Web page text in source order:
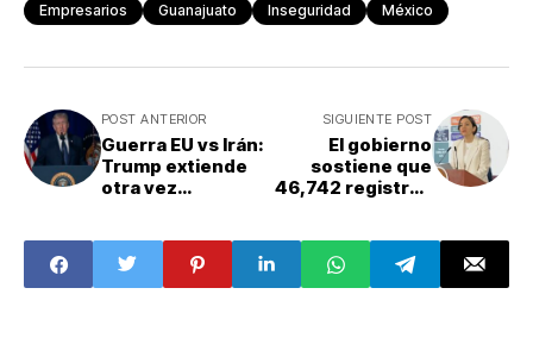
Empresarios Guanajuato Inseguridad México
POST ANTERIOR
Guerra EU vs Irán:
Trump extiende
otra vez
instalaciones
eléctricas iraníes
SIGUIENTE POST
El gobierno
sostiene que
46,742 registros
no tienen datos
suficientes para
búsqueda